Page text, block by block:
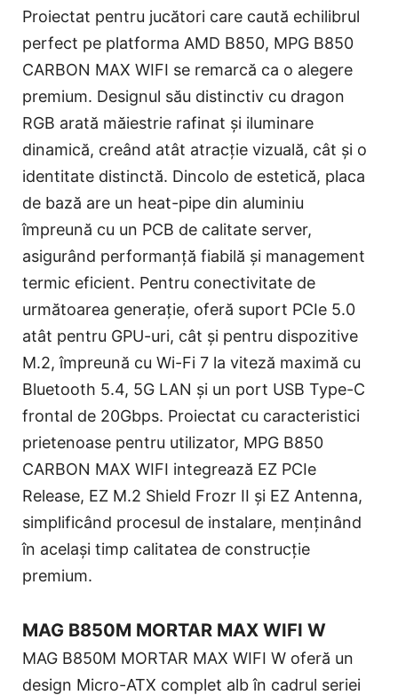
Proiectat pentru jucători care caută echilibrul
perfect pe platforma AMD B850, MPG B850
CARBON MAX WIFI se remarcă ca o alegere
premium. Designul său distinctiv cu dragon
RGB arată măiestrie rafinat și iluminare
dinamică, creând atât atracție vizuală, cât și o
identitate distinctă. Dincolo de estetică, placa
de bază are un heat-pipe din aluminiu
împreună cu un PCB de calitate server,
asigurând performanță fiabilă și management
termic eficient. Pentru conectivitate de
următoarea generație, oferă suport PCIe 5.0
atât pentru GPU-uri, cât și pentru dispozitive
M.2, împreună cu Wi-Fi 7 la viteză maximă cu
Bluetooth 5.4, 5G LAN și un port USB Type-C
frontal de 20Gbps. Proiectat cu caracteristici
prietenoase pentru utilizator, MPG B850
CARBON MAX WIFI integrează EZ PCIe
Release, EZ M.2 Shield Frozr II și EZ Antenna,
simplificând procesul de instalare, menținând
în același timp calitatea de construcție
premium.
MAG B850M MORTAR MAX WIFI W
MAG B850M MORTAR MAX WIFI W oferă un
design Micro-ATX complet alb în cadrul seriei